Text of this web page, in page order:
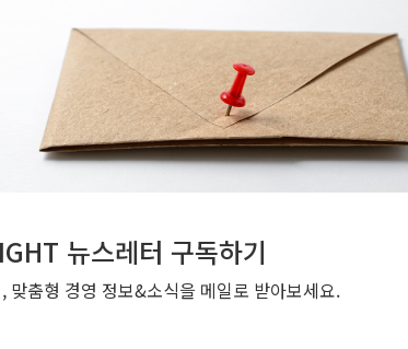
뉴스레터 구독하기
맞춤형 경영 정보&소식을 메일로 받아보세요.